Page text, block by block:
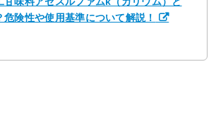
危険性や使用基準について解説！